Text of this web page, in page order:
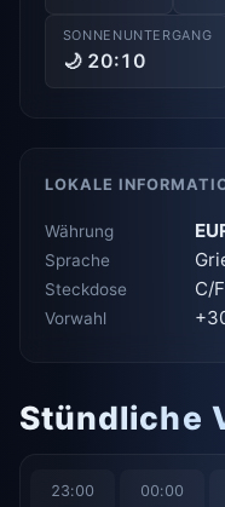
SONNENUNTERGANG
🌙 20:10
LOKALE
Währung
Sprache
Steckdose C/F
Vorwahl
Stündliche
23:00 00:00